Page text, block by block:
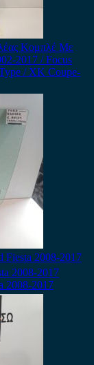
Κομπλέ Με
2017 / Focus
/ XK Coupe-
Fiesta 2008-2017
2008-2017